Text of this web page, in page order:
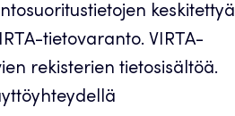
keskitettyä
tietovaranto. VIRTA-
rekisterien tietosisältöä.